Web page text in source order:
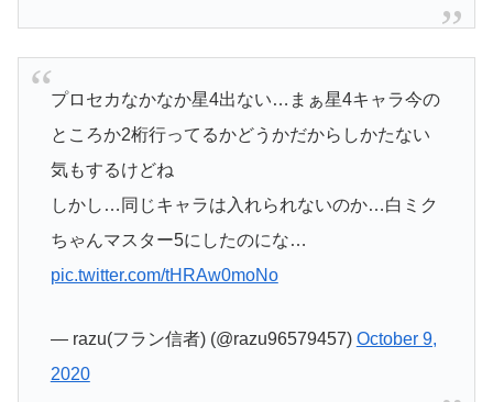
プロセカなかなか星4出ない…まぁ星4キャラ今の
ところか2桁行ってるかどうかだからしかたない
気もするけどね
しかし…同じキャラは入れられないのか…白ミク
ちゃんマスター5にしたのにな…
pic.twitter.com/tHRAw0moNo
— razu(フラン信者) (@razu96579457) October 9,
2020